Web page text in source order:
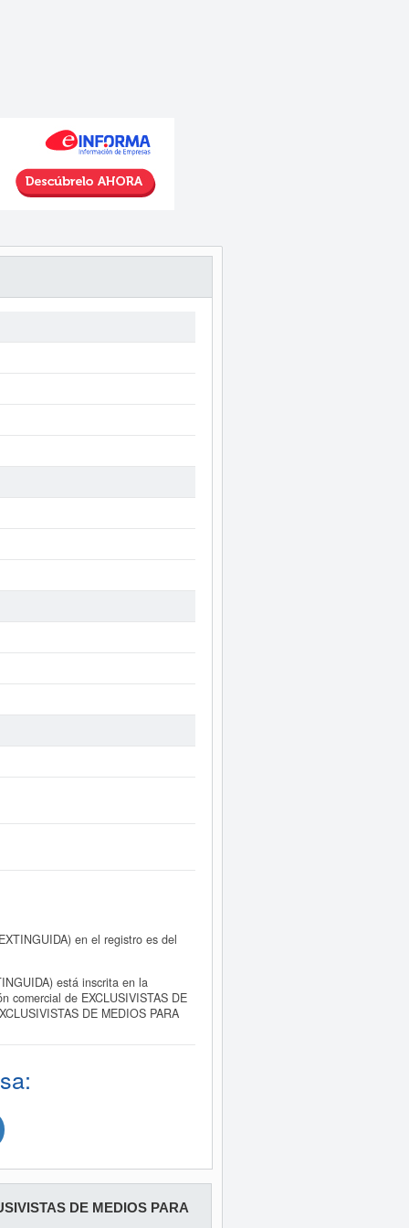
en el registro es del
está inscrita en la
comercial de EXCLUSIVISTAS DE
DE MEDIOS PARA
DE MEDIOS PARA